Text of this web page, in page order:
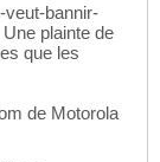
veut-bannir-
plainte de
que les
de Motorola